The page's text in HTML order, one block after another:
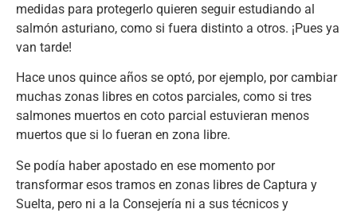
medidas para protegerlo quieren seguir estudiando al
salmón asturiano, como si fuera distinto a otros. ¡Pues ya
van tarde!
Hace unos quince años se optó, por ejemplo, por cambiar
muchas zonas libres en cotos parciales, como si tres
salmones muertos en coto parcial estuvieran menos
muertos que si lo fueran en zona libre.
Se podía haber apostado en ese momento por
transformar esos tramos en zonas libres de Captura y
Suelta, pero ni a la Consejería ni a sus técnicos y